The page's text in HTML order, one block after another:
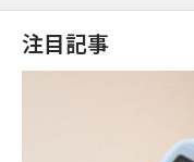
注目記事